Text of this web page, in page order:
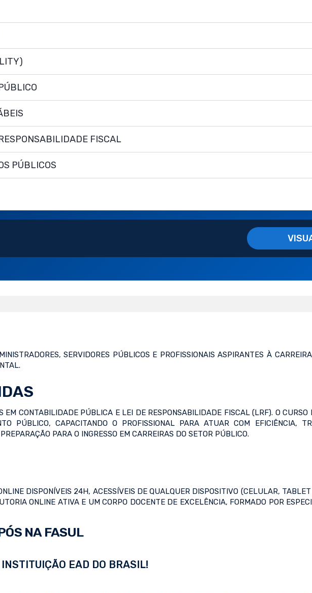
FISCAL
PÚBLICOS
SERVIDORES PÚBLICOS E PROFISSIONAIS ASPIRANTES À
EM CONTABILIDADE PÚBLICA E LEI DE RESPONSABILIDADE FISCAL (LRF). O CURSO
PÚBLICO, CAPACITANDO O PROFISSIONAL PARA ATUAR COM EFICIÊNCIA,
PARA O INGRESSO EM CARREIRAS DO SETOR PÚBLICO.
DISPONÍVEIS 24H, ACESSÍVEIS DE QUALQUER DISPOSITIVO (CELULAR, TABLET
ONLINE ATIVA E UM CORPO DOCENTE DE EXCELÊNCIA, FORMADO POR
NA FASUL
EAD DO BRASIL!